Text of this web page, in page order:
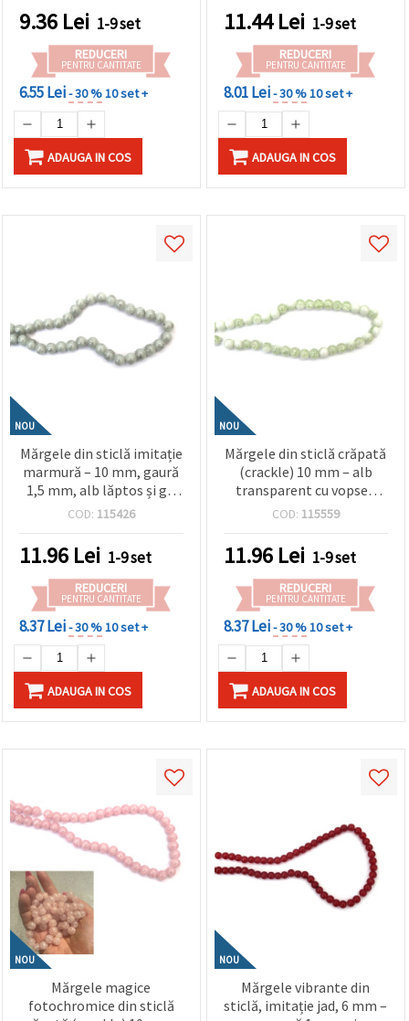
creativ
9.36 Lei 1-9 set
REDUCERI
PENTRU CANTITATE
6.55 Lei- 30 %10 set +
ADAUGA IN COS
bijuterii energice și
designuri handmade
artistice
11.44Lei 1-9 set
REDUCERI
PENTRU CANTITATE
8.01 Lei- 30 %10 set +
ADAUGA IN COS
NOU
Mărgele din sticlă imitație
marmură – 10 mm, gaură
1,5 mm, alb lăptos și gri
cu accente culoare
ideale pentru bijuterii
handmade, beading și
proiecte craft
COD: 115426
11.96 Lei 1-9 set
REDUCERI
PENTRU CANTITATE
8.37 Lei- 30 %10 set +
ADAUGA IN COS
NOU
Mărgele din sticlă crăpată
(crackle) 10 mm – alb
transparent cu vopsea
albă, gaură 1 mm, șirag
pentru bijuterii
minimaliste și designuri
handmade stilate
COD: 115559
11.96 Lei 1-9 set
REDUCERI
PENTRU CANTITATE
8.37 Lei- 30 %10 set +
ADAUGA IN COS
NOU
Mărgele magice
fotochromice din sticlă
NOU
Mărgele vibrante din
sticlă, imitație jad, 6 mm –